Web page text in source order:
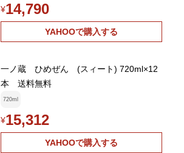
¥14,790
YAHOOで購入する
一ノ蔵 ひめぜん (スィート) 720ml×12
本 送料無料
720ml
¥15,312
YAHOOで購入する